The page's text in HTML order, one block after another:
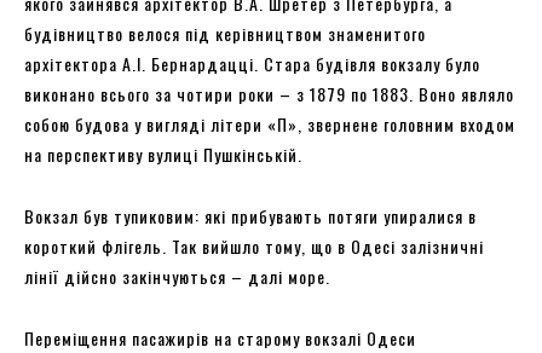
будівництво велося під керівництвом знаменитого
архітектора А.І. Бернардацці. Стара будівля вокзалу було
виконано всього за чотири роки – з 1879 по 1883. Воно являло
собою будова у вигляді літери «П», звернене головним входом
на перспективу вулиці Пушкінській.
Вокзал був тупиковим: які прибувають потяги упиралися в
короткий флігель. Так вийшло тому, що в Одесі залізничні
лінії дійсно закінчуються – далі море.
Переміщення пасажирів на старому вокзалі Одеси